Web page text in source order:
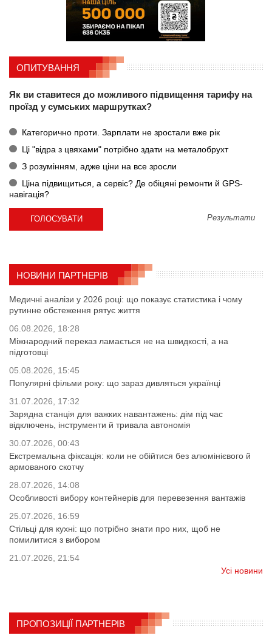
ОПИТУВАННЯ
Як ви ставитеся до можливого підвищення тарифу на
проїзд у сумських маршрутках?
Категорично проти. Зарплати не зростали вже рік
Ці "відра з цвяхами" потрібно здати на металобрухт
З розумінням, адже ціни на все зросли
Ціна підвищиться, а сервіс? Де обіцяні ремонти й GPS-
навігація?
Результати
НОВИНИ ПАРТНЕРІВ
Медичні аналізи у 2026 році: що показує статистика і чому
рутинне обстеження рятує життя
06.08.2026, 18:28
Міжнародний переказ ламається не на швидкості, а на
підготовці
05.08.2026, 15:45
Популярні фільми року: що зараз дивляться українці
31.07.2026, 17:32
Зарядна станція для важких навантажень: дім під час
відключень, інструменти й тривала автономія
30.07.2026, 00:43
Екстремальна фіксація: коли не обійтися без алюмінієвого й
армованого скотчу
28.07.2026, 14:08
Особливості вибору контейнерів для перевезення вантажів
25.07.2026, 16:59
Стільці для кухні: що потрібно знати про них, щоб не
помилитися з вибором
21.07.2026, 21:54
Усі новини
ПРОПОЗИЦІЇ ПАРТНЕРІВ